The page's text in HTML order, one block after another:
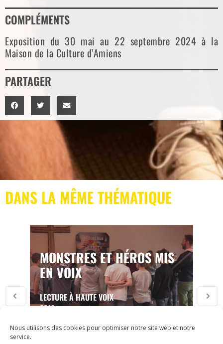
Nous utilisons des cookies pour optimiser notre site web et notre
service.
COMPLÉMENTS
Exposition du 30 mai au 22 septembre 2024 à la
Maison de la Culture d’Amiens
PARTAGER
DANS LA MÊME THÉMATIQUE
MONSTRES ET HÉROS MIS
EN VOIX
LECTURE À HAUTE VOIX
2019